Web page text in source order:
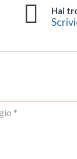
Hai